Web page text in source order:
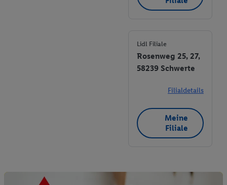
Lidl Filiale
Rosenweg 25, 27,
58239 Schwerte
Filialdetails
Meine
Filiale